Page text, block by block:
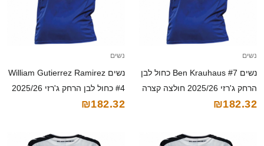
נשים
נשים Ben Krauhaus #7 כחול לבן
הרחק ג'רזי 2025/26 חולצה קצרה
₪182.32
נשים
נשים William Gutierrez Ramirez
#4 כחול לבן הרחק ג'רזי 2025/26
חולצה קצרה
₪182.32